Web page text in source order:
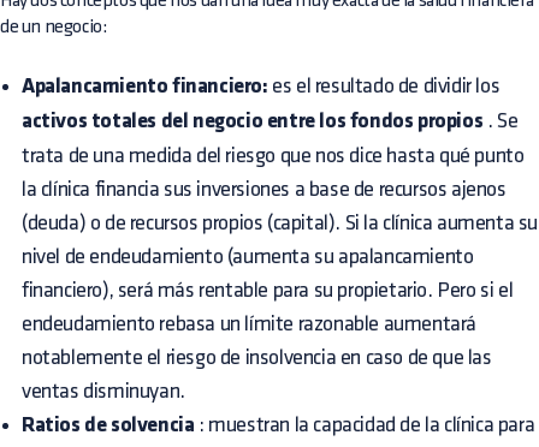
de un negocio:
Apalancamiento financiero: es el resultado de dividir los
activos totales del negocio entre los fondos propios . Se
trata de una medida del riesgo que nos dice hasta qué punto
la clínica financia sus inversiones a base de recursos ajenos
(deuda) o de recursos propios (capital). Si la clínica aumenta su
nivel de endeudamiento (aumenta su apalancamiento
financiero), será más rentable para su propietario. Pero si el
endeudamiento rebasa un límite razonable aumentará
notablemente el riesgo de insolvencia en caso de que las
ventas disminuyan.
Ratios de solvencia : muestran la capacidad de la clínica para